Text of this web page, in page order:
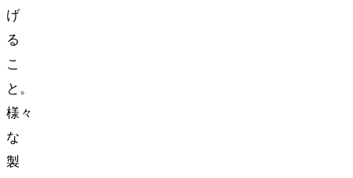
げ
る
こ
と。
様々
な
製